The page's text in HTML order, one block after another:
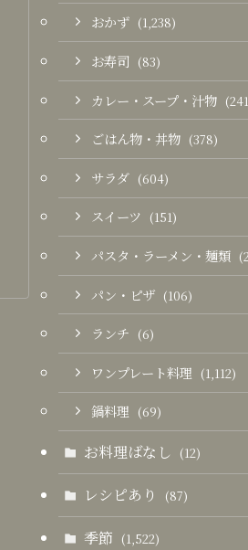
おかず (1,238)
お寿司 (83)
カレー・スープ・汁物
ごはん物・丼物 (378)
サラダ (604)
スイーツ (151)
パスタ・ラーメン・麺類
パン・ピザ (106)
ランチ (6)
ワンプレート料理 (1,112)
鍋料理 (69)
お料理ばなし (12)
レシピあり (87)
季節 (1,522)